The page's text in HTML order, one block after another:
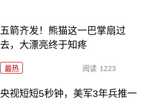
五箭齐发！熊猫这一巴掌扇过
去，大漂亮终于知疼
最热 阅读 1223
央视短短5秒钟，美军3年兵推一